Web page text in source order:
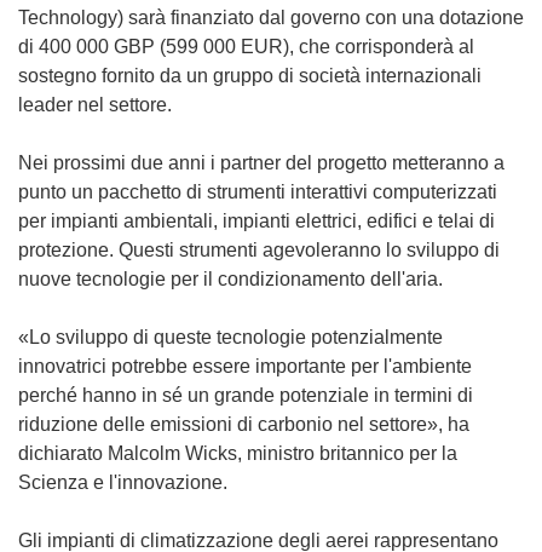
Technology) sarà finanziato dal governo con una dotazione
di 400 000 GBP (599 000 EUR), che corrisponderà al
sostegno fornito da un gruppo di società internazionali
leader nel settore.
Nei prossimi due anni i partner del progetto metteranno a
punto un pacchetto di strumenti interattivi computerizzati
per impianti ambientali, impianti elettrici, edifici e telai di
protezione. Questi strumenti agevoleranno lo sviluppo di
nuove tecnologie per il condizionamento dell'aria.
«Lo sviluppo di queste tecnologie potenzialmente
innovatrici potrebbe essere importante per l'ambiente
perché hanno in sé un grande potenziale in termini di
riduzione delle emissioni di carbonio nel settore», ha
dichiarato Malcolm Wicks, ministro britannico per la
Scienza e l'innovazione.
Gli impianti di climatizzazione degli aerei rappresentano